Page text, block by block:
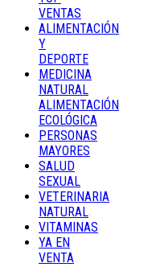
VENTAS
ALIMENTACIÓN
Y
DEPORTE
MEDICINA
NATURAL
ALIMENTACIÓN
ECOLÓGICA
PERSONAS
MAYORES
SALUD
SEXUAL
VETERINARIA
NATURAL
VITAMINAS
YA EN
VENTA